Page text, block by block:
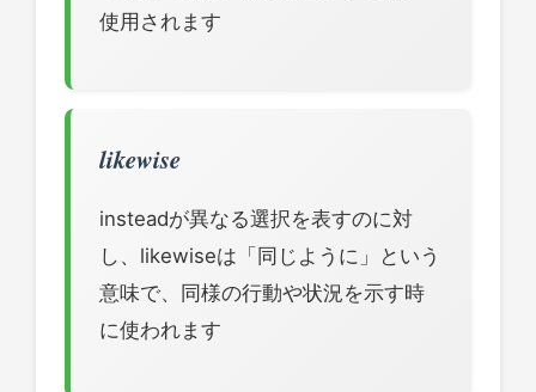
使用されます
likewise
insteadが異なる選択を表すのに対
し、likewiseは「同じように」という
意味で、同様の行動や状況を示す時
に使われます